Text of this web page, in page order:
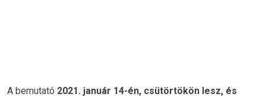
A bemutató 2021. január 14-én, csütörtökön lesz, és